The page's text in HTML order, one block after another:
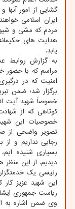
گشایی از امور
ایران اسلامی
مردم که مشی و
هدایت های
یابد.
به گزارش روابط
مراسم که با حضور
امنیت که در
برگزار شد؛ ضمن
خصوصاً شهید آیت
کوتاهی که از
خصوصیات این
تصویر واضحی از
رجایی نداریم و
بسیاری شنیده
دیدیم. از این منظر
رئیسی یک
این شهید عزیز کار
ریاست جمهوری
وی ضمن اشاره به